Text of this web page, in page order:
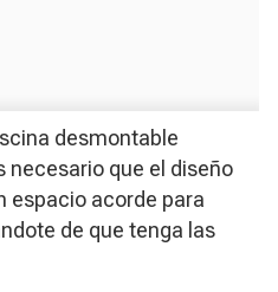
desmontable
necesario que el diseño
espacio acorde para
de que tenga las